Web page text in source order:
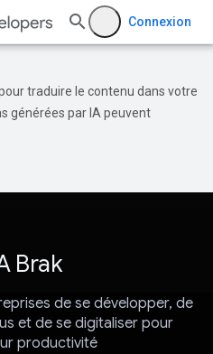
Connexion
traduire le contenu dans votre
générées par IA peuvent
Brak
de se développer, de
et de se digitaliser pour
productivité